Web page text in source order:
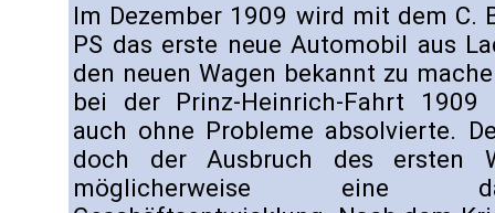
Im Dezember 1909 wird mit dem C.
PS das erste neue Automobil aus
den neuen Wagen bekannt zu
bei der Prinz-Heinrich-Fahrt 1909
auch ohne Probleme absolvierte.
doch der Ausbruch des ersten
möglicherweise eine